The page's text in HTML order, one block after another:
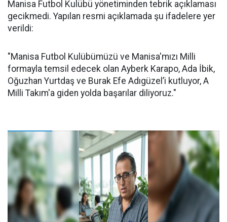
Manisa Futbol Kulübü yönetiminden tebrik açıklaması
gecikmedi. Yapılan resmi açıklamada şu ifadelere yer
verildi:
"Manisa Futbol Kulübümüzü ve Manisa'mızı Milli
formayla temsil edecek olan Ayberk Karapo, Ada İbik,
Oğuzhan Yurtdaş ve Burak Efe Adıgüzel’i kutluyor, A
Milli Takım'a giden yolda başarılar diliyoruz."